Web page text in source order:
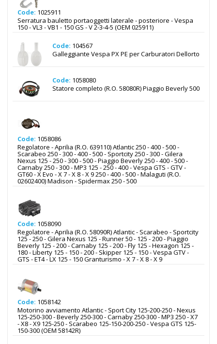
Code: 1025911
Serratura bauletto portaoggetti laterale - posteriore - Vespa
150 - VL3 - VB1 - 150 GS - V 2-3-4-5 (OEM 025911)
Code: 104567
Galleggiante Vespa PX PE per Carburatori Dellorto
Code: 1058080
Statore completo (R.O. 58080R) Piaggio Beverly 500
Code: 1058086
Regolatore - Aprilia (R.O. 639110) Atlantic 250 - 400 - 500 -
Scarabeo 250 - 300 - 400 - 500 - Sportcity 250 - 300 - Gilera
Nexus 125 - 250 - 300 - 500 - Piaggio Beverly 250 - 400 - 500 -
Carnaby 250 - 300 - MP3 125 - 250 - 400 - Vespa GTS - GTV -
GT60 - X Evo - X 7 - X 8 - X 9 250 - 400 - 500 - Malaguti (R.O.
02602400) Madison - Spidermax 250 - 500
Code: 1058090
Regolatore - Aprilia (R.O. 58090R) Atlantic - Scarabeo - Sportcity
125 - 250 - Gilera Nexus 125 - Runner 50 - 125 - 200 - Piaggio
Beverly 125 - 200 - Carnaby 125 - 200 - Fly 125 - Hexagon 125 -
180 - Liberty 125 - 150 - 200 - Skipper 125 - 150 - Vespa GTV -
GTS - ET4 - LX 125 - 150 Granturismo - X 7 - X 8 - X 9
Code: 1058142
Motorino avviamento Atlantic - Sport City 125-200-250 - Nexus
125-250-300 - Beverly 250-300 - Carnaby 250-300 - MP3 250 - X7
- X8 - X9 125-250 - Scarabeo 125-150-200-250 - Vespa GTS 125-
150-300 (OEM 58142R)